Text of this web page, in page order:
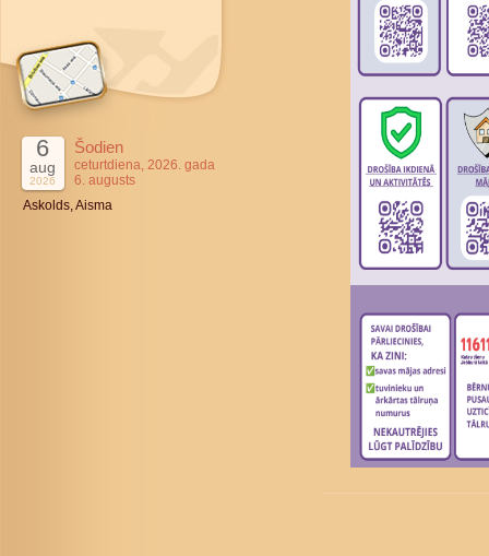
6
aug
2026
Šodien
ceturtdiena, 2026. gada
6. augusts
Askolds, Aisma